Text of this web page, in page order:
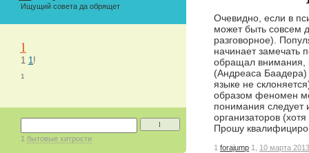
Ищущий совета да обрящет
1
1 1!
1
1
1 бытовые хитрости
Очевидно, если в
может быть совсем
разговорное).
начинает замечать
обращал внимания,
(Андреаса
языке не
образом феномен
понимания следует
организаторов
Прошу
1 forajump 1, 10 марта 2013